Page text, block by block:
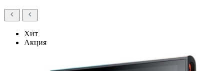
Хит
Акция